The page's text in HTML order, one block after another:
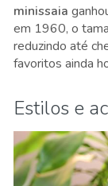
minissaia
em 1960, o
reduzindo até
favoritos ainda
Estilos e